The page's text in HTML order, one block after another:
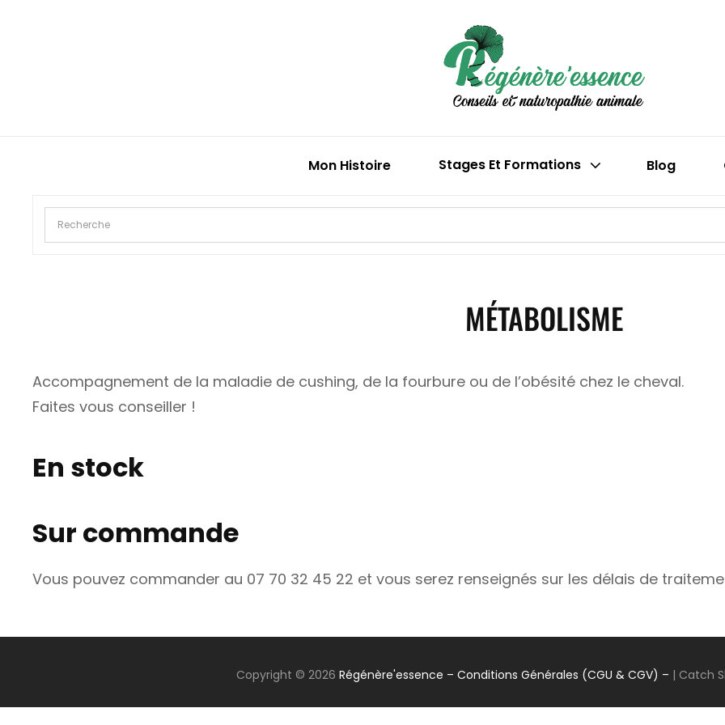
Boutique
Mon Histoire Stages Et Formations Blog
MÉTABOLISME
Accompagnement de la maladie de cushing, de la fourbure ou de l’obésité chez le cheval.
Faites vous conseiller !
En stock
Sur commande
Vous pouvez commander au 07 70 32 45 22 et vous serez renseignés sur les délais de
Copyright © 2026 Régénère'essence – Conditions Générales (CGU & CGV) – | Catch